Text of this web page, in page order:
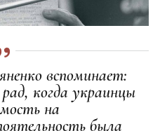
вспоминает:
когда украинцы
на
была